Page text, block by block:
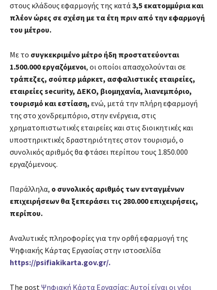
στους κλάδους εφαρμογής της κατά 3,5 εκατομμύρια και
πλέον ώρες σε σχέση με τα έτη πριν από την εφαρμογή
του μέτρου.
Με το συγκεκριμένο μέτρο ήδη προστατεύονται
1.500.000 εργαζόμενοι, οι οποίοι απασχολούνται σε
τράπεζες, σούπερ μάρκετ, ασφαλιστικές εταιρείες,
εταιρείες security, ΔΕΚΟ, βιομηχανία, λιανεμπόριο,
τουρισμό και εστίαση, ενώ, μετά την πλήρη εφαρμογή
της στο χονδρεμπόριο, στην ενέργεια, στις
χρηματοπιστωτικές εταιρείες και στις διοικητικές και
υποστηρικτικές δραστηριότητες στον τουρισμό, ο
συνολικός αριθμός θα φτάσει περίπου τους 1.850.000
εργαζόμενους.
Παράλληλα, ο συνολικός αριθμός των ενταγμένων
επιχειρήσεων θα ξεπεράσει τις 280.000 επιχειρήσεις,
περίπου.
Αναλυτικές πληροφορίες για την ορθή εφαρμογή της
Ψηφιακής Κάρτας Εργασίας στην ιστοσελίδα
https://psifiakikarta.gov.gr/.
The post Ψηφιακή Κάρτα Εργασίας: Αυτοί είναι οι νέοι